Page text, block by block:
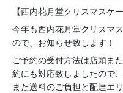
【西内花月堂クリスマスケ
今年も西内花月堂クリスマ
ので、お知らせ致します！
ご予約の受付方法は店頭ま
約にも対応致しましたので
また送料のご負担と配達エ